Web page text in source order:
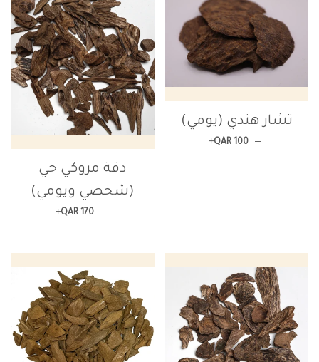
تشار هندي (يومي)
— السعر العادي
QAR 100
+
دقة مروكي حي
(شخصي ويومي)
— السعر العادي
QAR 170